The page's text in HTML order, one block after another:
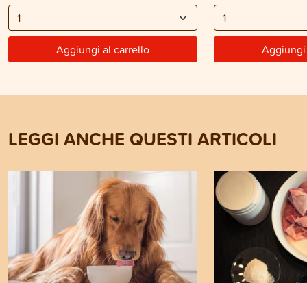
Aggiungi al carrello
LEGGI ANCHE QUESTI ARTICOLI